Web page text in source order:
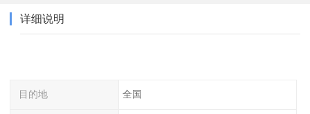
详细说明
目的地 全国